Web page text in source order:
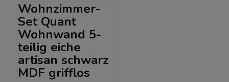
Wohnzimmer-
Set Quant
Wohnwand 5-
teilig eiche
artisan schwarz
MDF grifflos